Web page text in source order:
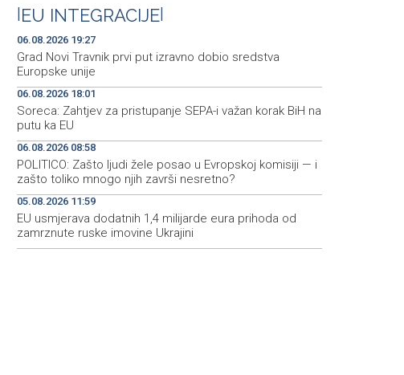
08:25
Podrška najmlađima: U Mostaru podijeljeno 50
ruksaka sa školskim priborom
EU INTEGRACIJE|
06.08.2026 19:27
Grad Novi Travnik prvi put izravno dobio sredstva
Europske unije
06.08.2026 18:01
Soreca: Zahtjev za pristupanje SEPA-i važan korak BiH na
putu ka EU
06.08.2026 08:58
POLITICO: Zašto ljudi žele posao u Evropskoj komisiji — i
zašto toliko mnogo njih završi nesretno?
05.08.2026 11:59
EU usmjerava dodatnih 1,4 milijarde eura prihoda od
zamrznute ruske imovine Ukrajini